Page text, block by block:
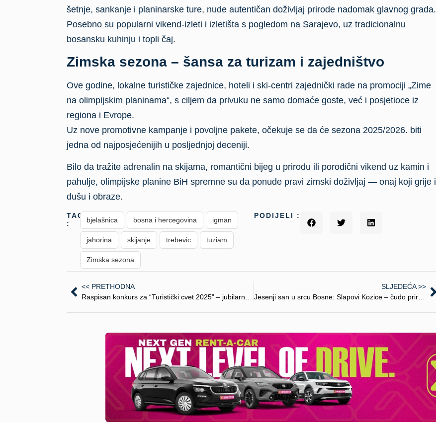
šetnje, sankanje i planinarske ture, nude autentičan doživljaj prirode nadomak glavnog grada.
Posebno su popularni vikend-izleti i izletišta s pogledom na Sarajevo, uz tradicionalnu
bosansku kuhinju i topli čaj.
Zimska sezona – šansa za turizam i zajedništvo
Ove godine, lokalne turističke zajednice, hoteli i ski-centri zajednički rade na promociji „Zime
na olimpijskim planinama“, s ciljem da privuku ne samo domaće goste, već i posjetioce iz
regiona i Evrope.
Uz nove promotivne kampanje i povoljne pakete, očekuje se da će sezona 2025/2026. biti
jedna od najposjećenijih u posljednjoj deceniji.
Bilo da tražite adrenalin na skijama, romantični bijeg u prirodu ili porodični vikend uz kamin i
pahulje, olimpijske planine BiH spremne su da ponude pravi zimski doživljaj — onaj koji grije i
dušu i obraze.
TAGS
:
bjelašnica bosna i hercegovina igman
jahorina skijanje trebevic tuziam
Zimska sezona
PODIJELI :
<< PRETHODNA
SLJEDEĆA >>